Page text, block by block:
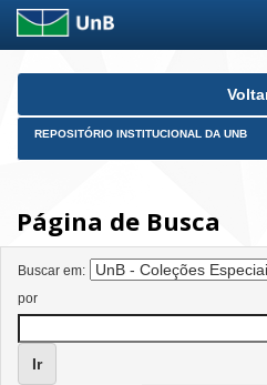
Skip
REPOSITÓRIO INSTITUCIONAL DA UNB
Página de Busca
Buscar em:
por